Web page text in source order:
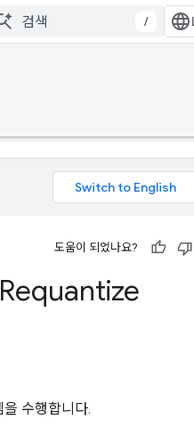
/
도움이 되었나요?
Requantize
수행합니다.